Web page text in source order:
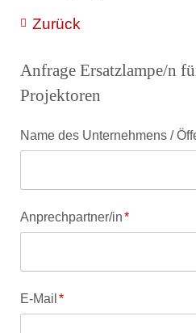
Zurück
Anfrage Ersatzlampe/n
Projektoren
Pflichtfeld
Name des Unternehmens /
Pflichtfeld
Anprechpartner/in*
Pflichtfeld
E-Mail*